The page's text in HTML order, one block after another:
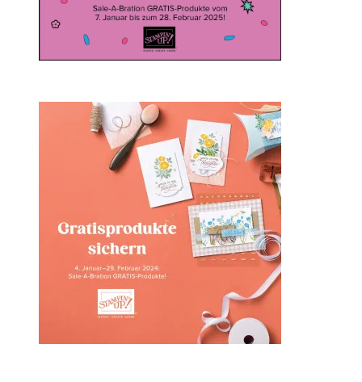
Sale-a-bration 2024 bei
Stampin‘ Up!
1. Februar 2024